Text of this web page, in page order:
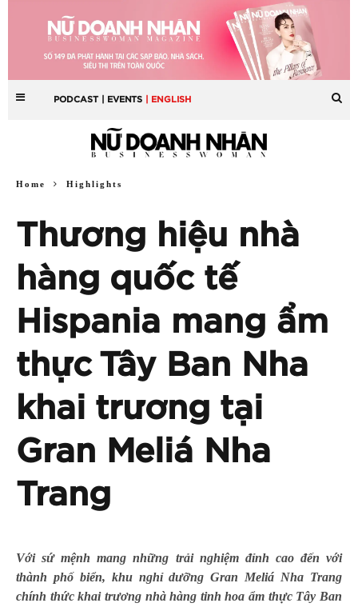
PODCAST | EVENTS | ENGLISH
Home Highlights
Thương hiệu nhà
hàng quốc tế
Hispania mang ẩm
thực Tây Ban Nha
khai trương tại
Gran Meliá Nha
Trang
Với sứ mệnh mang những trải nghiệm đỉnh cao đến với
thành phố biển, khu nghỉ dưỡng Gran Meliá Nha Trang
chính thức khai trương nhà hàng tinh hoa ẩm thực Tây Ban